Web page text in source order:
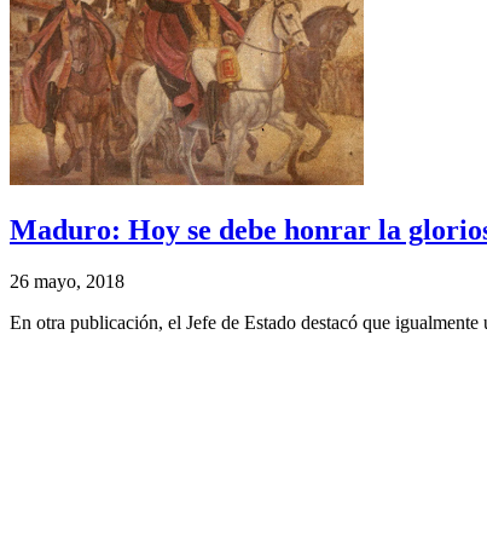
Maduro: Hoy se debe honrar la
26 mayo, 2018
En otra publicación, el Jefe de Estado destacó que